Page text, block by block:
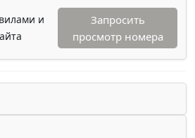
и
Запросить
просмотр номера